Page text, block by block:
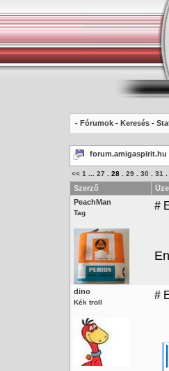
- Fórumok - Keresés -
forum.amigaspirit.hu
<< 1 27 28 29 30 31
Szerző
PeachMan
Tag
#
dino
Kék troll
#